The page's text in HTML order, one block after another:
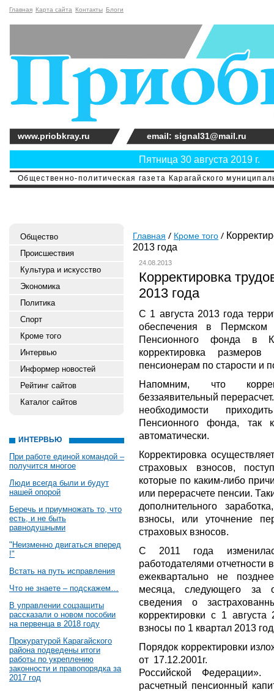
Главная Карта сайта Контакты Блоги
Общественно-политическая газета Карагайского
Пятница 30 августа 2019 г.
www.priobkray.ru email: signal31@mail.ru
Общество
Происшествия
Культура и искусство
Экономика
Политика
Спорт
Кроме того
Интервью
Информер новостей
Рейтинг сайтов
Каталог сайтов
ИНТЕРВЬЮ
При работе единой командой –
получится многое
Люди всегда были и будут
нашей опорой
Беречь и приумножать то, что
есть, и не быть
равнодушными
"Неизменно двигаться вперед
!"
Встать на путь исправления
Что не знаете – подскажем…
В управлении соцзащиты
рассказали о новом пособии
на первенца в 2018 году
Прокуратурой Карагайского
района подведены итоги
работы по укреплению
законности и правопорядка за
2017 год
Главная Кроме того
2013 года
24.08.2013
Корректировка
2013 года
С 1 августа 2013 года
обеспечения в
Пенсионного фонда в
корректировка
пенсионерам по старости и
Напомним, что
беззаявительный
необходимости
Пенсионного фонда, так
автоматически.
Корректировка
страховых взносов,
которые по каким-либо
или перерасчете пенсии.
дополнительного
взносы, или уточнение
страховых взносов.
С 2011 года
работодателями
ежеквартально не
месяца, следующего за
сведения о
корректировки с 1
взносы по 1 квартал 2013
Порядок корректировки
от 17.12.2001г. №
Российской Федерации».
расчетный пенсионный